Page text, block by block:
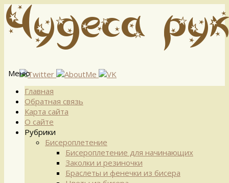
Меню
Перейти
содержимому
Главная
Обратная связь
Карта сайта
О сайте
Рубрики
Бисероплетение
Бисероплетение для начинающих
Заколки и резиночки
Браслеты и фенечки из бисера